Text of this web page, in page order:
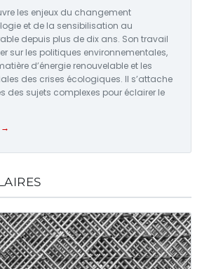
les enjeux du changement
et de la sensibilisation au
depuis plus de dix ans. Son travail
sur les politiques environnementales,
d’énergie renouvelable et les
des crises écologiques. Il s’attache
des sujets complexes pour éclairer le
→